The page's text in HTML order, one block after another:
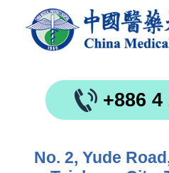
+886 4
No. 2, Yude